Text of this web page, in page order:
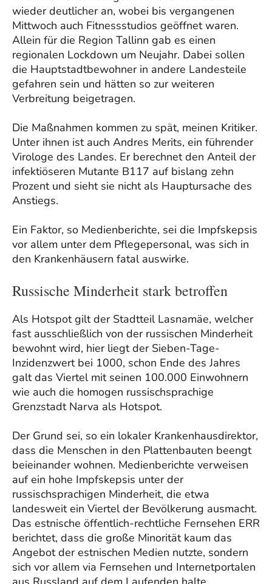
wieder deutlicher an, wobei bis vergangenen
Mittwoch auch Fitnessstudios geöffnet waren.
Allein für die Region Tallinn gab es einen
regionalen Lockdown um Neujahr. Dabei sollen
die Hauptstadtbewohner in andere Landesteile
gefahren sein und hätten so zur weiteren
Verbreitung beigetragen.
Die Maßnahmen kommen zu spät, meinen Kritiker.
Unter ihnen ist auch Andres Merits, ein führender
Virologe des Landes. Er berechnet den Anteil der
infektiöseren Mutante B117 auf bislang zehn
Prozent und sieht sie nicht als Hauptursache des
Anstiegs.
Ein Faktor, so Medienberichte, sei die Impfskepsis
vor allem unter dem Pflegepersonal, was sich in
den Krankenhäusern fatal auswirke.
Russische Minderheit stark betroffen
Als Hotspot gilt der Stadtteil Lasnamäe, welcher
fast ausschließlich von der russischen Minderheit
bewohnt wird, hier liegt der Sieben-Tage-
Inzidenzwert bei 1000, schon Ende des Jahres
galt das Viertel mit seinen 100.000 Einwohnern
wie auch die homogen russischsprachige
Grenzstadt Narva als Hotspot.
Der Grund sei, so ein lokaler Krankenhausdirektor,
dass die Menschen in den Plattenbauten beengt
beieinander wohnen. Medienberichte verweisen
auf ein hohe Impfskepsis unter der
russischsprachigen Minderheit, die etwa
landesweit ein Viertel der Bevölkerung ausmacht.
Das estnische öffentlich-rechtliche Fernsehen ERR
berichtet, dass die große Minorität kaum das
Angebot der estnischen Medien nutzte, sondern
sich vor allem via Fernsehen und Internetportalen